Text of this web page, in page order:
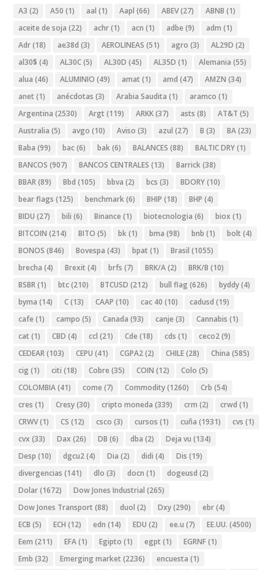
A3 (2) A50 (1) aal (1) Aapl (66) ABEV(27) ABNB (1)
aceite de soja (22) achr(1) acn (1) adbe (9) adm (1)
Adr(18) ae38d (3) AEROLINEAS (51) agro (3) AL29D (2)
al30$ (4) AL30C(5) AL30D (45) AL35D (1) Alemania (55)
alua (46) ALUMINIO (49) amat (1) amd (47) AMZN (34)
anet (1) anécdotas (3) Arabia Saudita (1) aramco (1)
Argentina (2530) Argt (119) ARKK(37) asts (8) AT&T (5)
Australia (5) avgo (10) Aviso (3) azul (27) B (3) BA(23)
Baba (99) bac(6) bak(6) BALANCES (88) BALTIC DRY(1)
BANCOS (907) BANCOS CENTRALES (13) Barrick(38)
BBAR(89) Bbd (105) bbva (2) bcs (3) BDORY(10)
bear flags (125) benchmark(6) BHIP (18) BHP (4)
BIDU (27) bili (6) Binance (1) biotecnologia (6) biox (1)
BITCOIN (214) BITO (5) bk(1) bma (98) bnb (1) bolt (4)
BONOS (846) Bovespa (43) bpat (1) Brasil (1055)
brecha (4) Brexit (4) brfs (7) BRK/A(2) BRK/B (10)
BSBR(1) btc(210) BTCUSD (212) bull flag (626) byddy(4)
byma (14) C(13) CAAP (10) cac 40 (10) cadusd (19)
cafe (1) campo (5) Canada (93) canje (3) Cannabis (1)
cat (1) CBD (4) ccl (21) Cde (18) cds (1) ceco2(9)
CEDEAR(103) CEPU (41) CGPA2(2) CHILE(28) China (585)
cig (1) citi (18) Cobre (35) COIN (12) Colo (5)
COLOMBIA(41) come (7) Commodity(1260) Crb (54)
cres (1) Cresy(30) cripto moneda (339) crm (2) crwd (1)
CRWV(1) CS (12) csco (3) cursos (1) cuña (1931) cvs (1)
cvx (33) Dax (26) DB (6) dba (2) Deja vu (134)
Desp (10) dgcu2(4) Dia (2) didi (4) Dis (19)
divergencias (141) dlo (3) docn (1) dogeusd (2)
Dolar(1672) Dow Jones Industrial (265)
Dow Jones Transport (88) duol (2) Dxy(290) ebr(4)
ECB (5) ECH (12) edn (14) EDU (2) ee.u (7) EE.UU. (4500)
Eem (211) EFA(1) Egipto (1) egpt (1) EGRNF(1)
Emb (32) Emerging market (2236) encuesta (1)